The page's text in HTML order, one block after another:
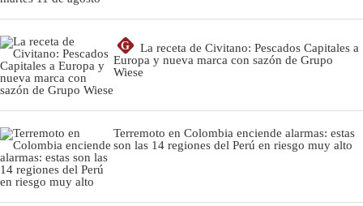
G
La receta de Civitano: Pescados Capitales a
Europa y nueva marca con sazón de Grupo
Wiese
Terremoto en Colombia enciende alarmas: estas
son las 14 regiones del Perú en riesgo muy alto